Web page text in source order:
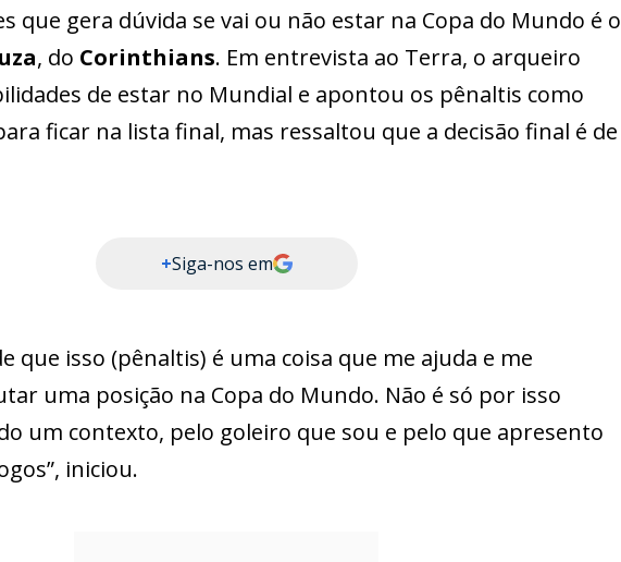
que gera dúvida se vai ou não estar na Copa do Mundo é o
, do Corinthians. Em entrevista ao Terra, o arqueiro
de estar no Mundial e apontou os pênaltis como
ficar na lista final, mas ressaltou que a decisão final é de
+Siga-nos em
que isso (pênaltis) é uma coisa que me ajuda e me
uma posição na Copa do Mundo. Não é só por isso
um contexto, pelo goleiro que sou e pelo que apresento
iniciou.